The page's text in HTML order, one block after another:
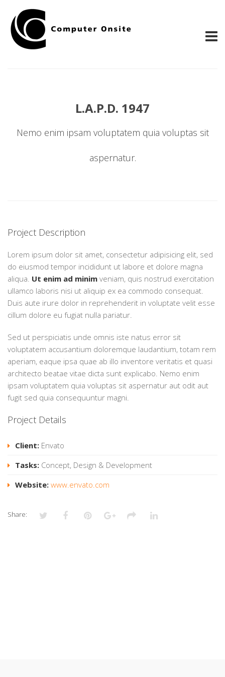
L.A.P.D. 1947
Nemo enim ipsam voluptatem quia voluptas sit
aspernatur.
Project Description
Lorem ipsum dolor sit amet, consectetur adipisicing elit, sed
do eiusmod tempor incididunt ut labore et dolore magna
aliqua. Ut enim ad minim veniam, quis nostrud exercitation
ullamco laboris nisi ut aliquip ex ea commodo consequat.
Duis aute irure dolor in reprehenderit in voluptate velit esse
cillum dolore eu fugiat nulla pariatur.
Sed ut perspiciatis unde omnis iste natus error sit
voluptatem accusantium doloremque laudantium, totam rem
aperiam, eaque ipsa quae ab illo inventore veritatis et quasi
architecto beatae vitae dicta sunt explicabo. Nemo enim
ipsam voluptatem quia voluptas sit aspernatur aut odit aut
fugit sed quia consequuntur magni.
Project Details
Client: Envato
Tasks: Concept, Design & Development
Website: www.envato.com
Share: